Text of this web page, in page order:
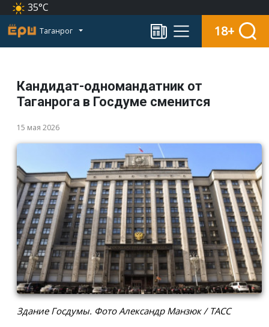
35°C
Таганрог 18+
Кандидат-одномандатник от
Таганрога в Госдуме сменится
15 мая 2026
Здание Госдумы. Фото Александр Манзюк / ТАСС